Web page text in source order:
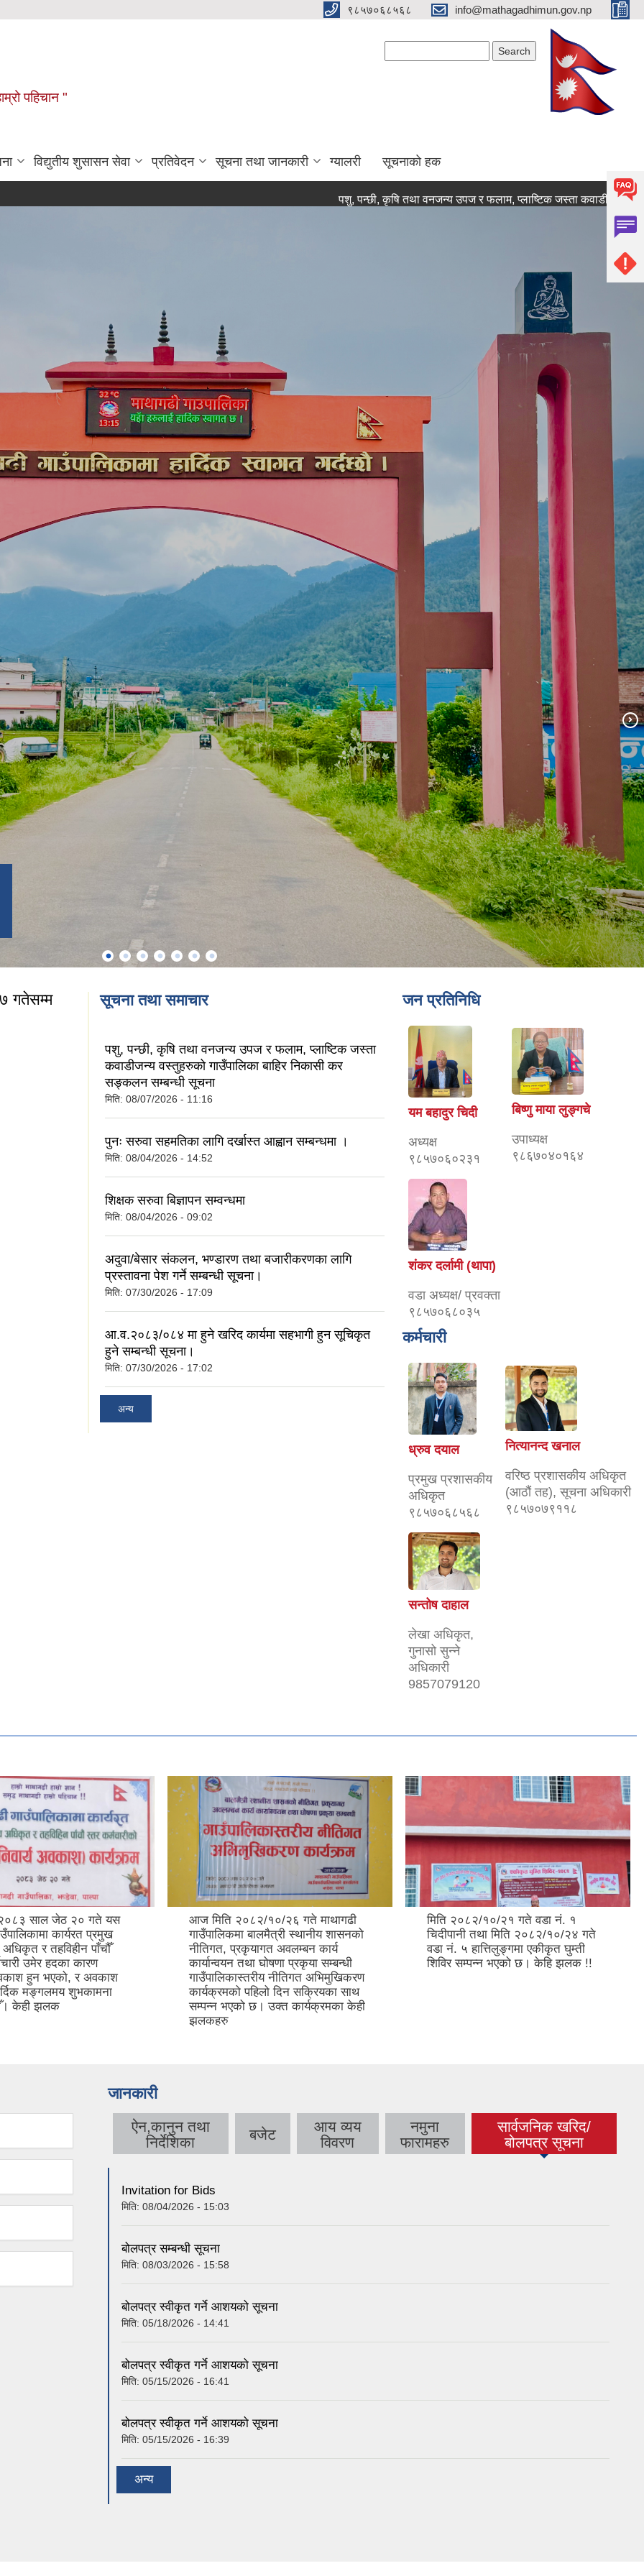
९८५७०६८५६८ info@mathagadhimun.gov.np
पहिचान "
विद्युतीय शुसासन सेवा प्रतिवेदन सूचना तथा जानकारी ग्यालरी सूचनाको हक
पशु, पन्छी, कृषि तथा वनजन्य उपज र फलाम, प्लाष्टिक जस्ता कवाडीजन्य वस्तुहरुको
गतेसम्म सूचना तथा समाचार
पशु, पन्छी, कृषि तथा वनजन्य उपज र फलाम, प्लाष्टिक जस्ता
कवाडीजन्य वस्तुहरुको गाउँपालिका बाहिर निकासी कर
सङ्कलन सम्बन्धी सूचना
मिति: 08/07/2026 - 11:16
पुनः सरुवा सहमतिका लागि दर्खास्त आह्वान सम्बन्धमा ।
मिति: 08/04/2026 - 14:52
शिक्षक सरुवा बिज्ञापन सम्वन्धमा
मिति: 08/04/2026 - 09:02
अदुवा/बेसार संकलन, भण्डारण तथा बजारीकरणका लागि
प्रस्तावना पेश गर्ने सम्बन्धी सूचना।
मिति: 07/30/2026 - 17:09
आ.व.२०८३/०८४ मा हुने खरिद कार्यमा सहभागी हुन सूचिकृत
हुने सम्बन्धी सूचना।
मिति: 07/30/2026 - 17:02
अन्य
जन प्रतिनिधि
यम बहादुर चिदी
अध्यक्ष
९८५७०६०२३१
बिष्णु माया लुङ्गचे
उपाध्यक्ष
९८६७०४०१६४
शंकर दर्लामी (थापा)
वडा अध्यक्ष/ प्रवक्ता
९८५७०६८०३५
कर्मचारी
ध्रुव दयाल
प्रमुख प्रशासकीय
अधिकृत
९८५७०६८५६८
नित्यानन्द खनाल
वरिष्ठ प्रशासकीय अधिकृत
(आठौं तह), सूचना अधिकारी
९८५७०७९११८
सन्तोष दाहाल
लेखा अधिकृत,
गुनासो सुन्ने
अधिकारी
9857079120
साल जेठ २० गते यस
कार्यरत प्रमुख
र तहविहीन पाँचौँ
उमेर हदका कारण
हुन भएको, र अवकाश
मङ्गलमय शुभकामना
केही झलक
आज मिति २०८२/१०/२६ गते माथागढी
गाउँपालिकमा बालमैत्री स्थानीय शासनको
नीतिगत, प्रकृयागत अवलम्बन कार्य
कार्यान्वयन तथा घोषणा प्रकृया सम्बन्धी
गाउँपालिकास्तरीय नीतिगत अभिमुखिकरण
कार्यक्रमको पहिलो दिन सक्रियका साथ
सम्पन्न भएको छ। उक्त कार्यक्रमका केही
झलकहरु
मिति २०८२/१०/२१ गते वडा नं. १
चिदीपानी तथा मिति २०८२/१०/२४ गते
वडा नं. ५ हात्तिलुङ्गमा एकीकृत घुम्ती
शिविर सम्पन्न भएको छ। केहि झलक !!
जानकारी
ऐन,कानुन तथा
निर्देशिका
बजेट
आय व्यय
विवरण
नमुना
फारामहरु
सार्वजनिक खरिद/
बोलपत्र सूचना
(active tab)
Invitation for Bids
मिति: 08/04/2026 - 15:03
बोलपत्र सम्बन्धी सूचना
मिति: 08/03/2026 - 15:58
बोलपत्र स्वीकृत गर्ने आशयको सूचना
मिति: 05/18/2026 - 14:41
बोलपत्र स्वीकृत गर्ने आशयको सूचना
मिति: 05/15/2026 - 16:41
बोलपत्र स्वीकृत गर्ने आशयको सूचना
मिति: 05/15/2026 - 16:39
अन्य